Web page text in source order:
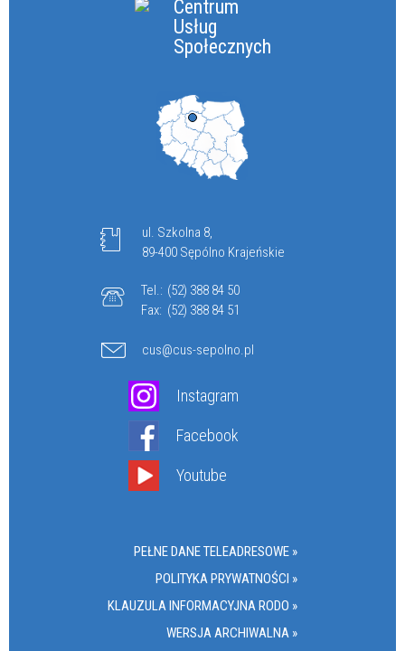
Centrum
Usług
Społecznych
ul. Szkolna 8,
89-400 Sępólno Krajeńskie
Tel.: (52) 388 84 50
Fax: (52) 388 84 51
cus@cus-sepolno.pl
Instagram
Facebook
Youtube
PEŁNE DANE TELEADRESOWE »
POLITYKA PRYWATNOŚCI »
KLAUZULA INFORMACYJNA RODO »
WERSJA ARCHIWALNA »